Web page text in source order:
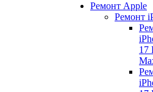
Ремонт Apple
Ремонт
17